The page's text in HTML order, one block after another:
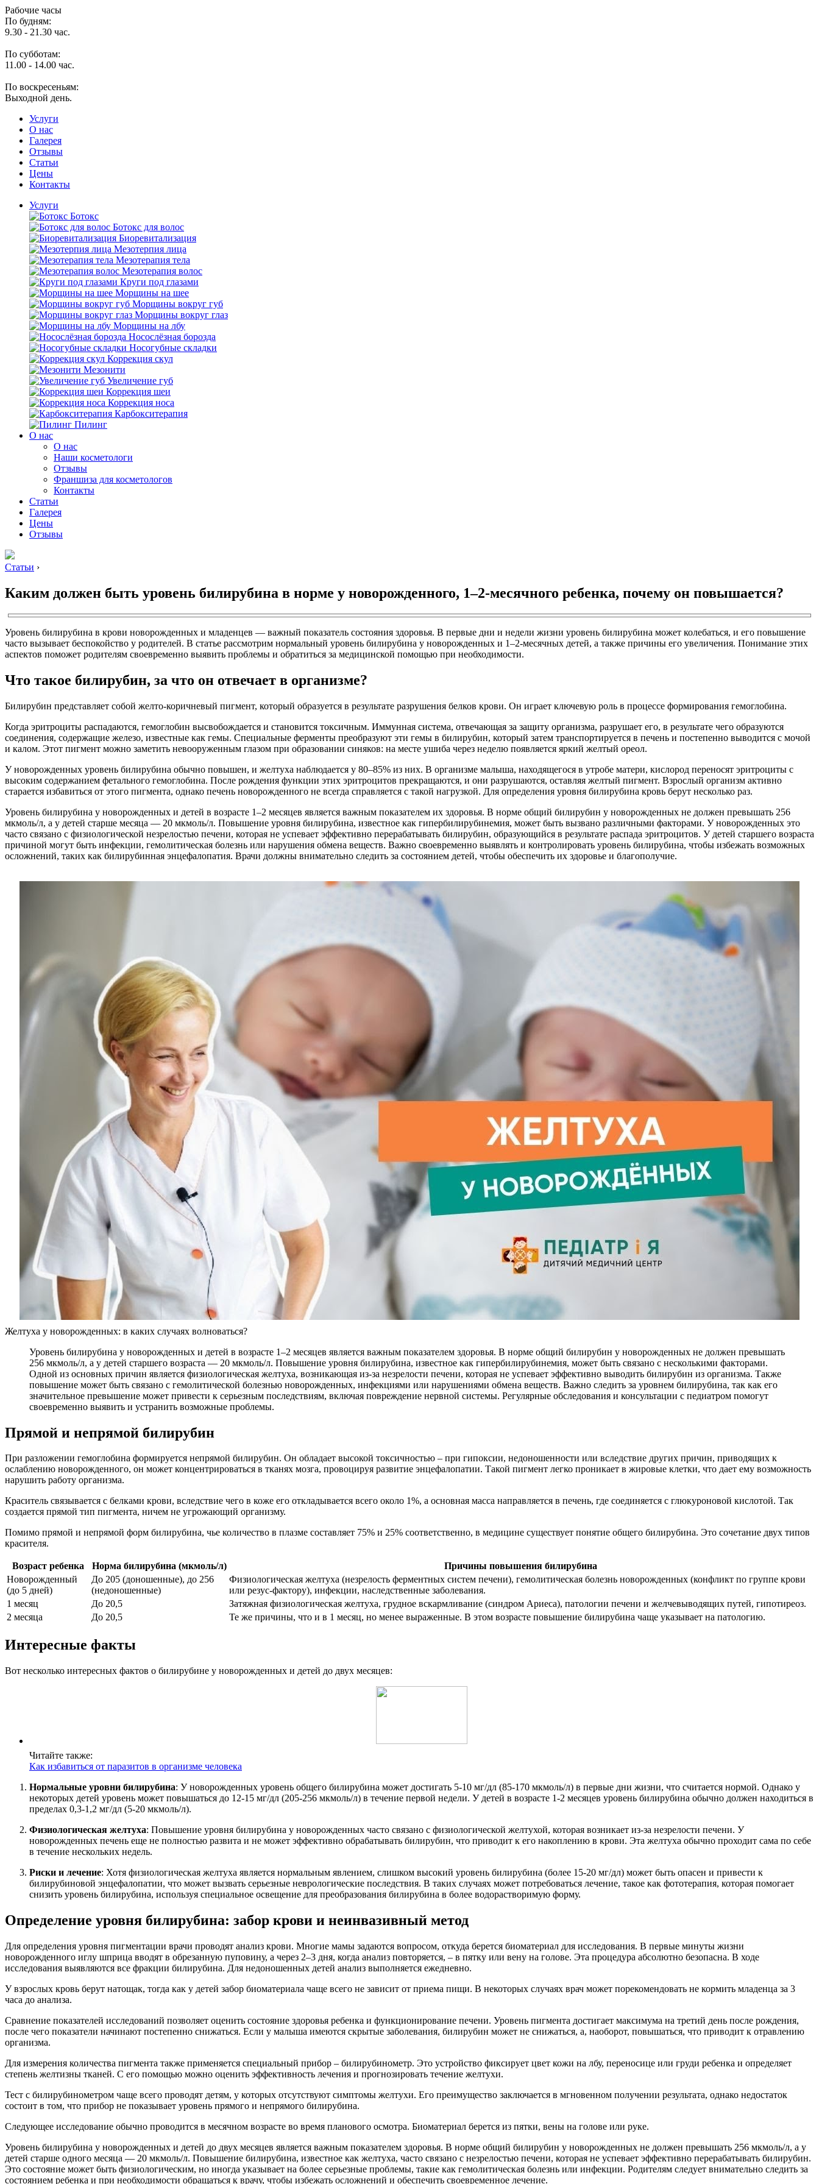
Рабочие часы
По будням:
9.30 - 21.30 час.
По субботам:
11.00 - 14.00 час.
По воскресеньям:
Выходной день.
Услуги
O нас
Галерея
Отзывы
Статьи
Цены
Контакты
Услуги
Ботокс
Ботокс для волос
Биоревитализация
Мезотерпия лица
Мезотерапия тела
Мезотерапия волос
Круги под глазами
Морщины на шее
Морщины вокруг губ
Морщины вокруг глаз
Морщины на лбу
Носослёзная борозда
Носогубные складки
Коррекция скул
Мезонити
Увеличение губ
Коррекция шеи
Коррекция носа
Карбокситерапия
Пилинг
O нас
O нас
Наши косметологи
Отзывы
Франшиза для косметологов
Контакты
Статьи
Галерея
Цены
Отзывы
Статьи ›
Каким должен быть уровень билирубина в норме у новорожденного, 1–2-месячного ребенка, почему он повышается?
Уровень билирубина в крови новорожденных и младенцев — важный показатель состояния здоровья. В первые дни и недели жизни уровень билирубина может колебаться, и его повышение
часто вызывает беспокойство у родителей. В статье рассмотрим нормальный уровень билирубина у новорожденных и 1–2-месячных детей, а также причины его увеличения. Понимание этих
аспектов поможет родителям своевременно выявить проблемы и обратиться за медицинской помощью при необходимости.
Что такое билирубин, за что он отвечает в организме?
Билирубин представляет собой желто-коричневый пигмент, который образуется в результате разрушения белков крови. Он играет ключевую роль в процессе формирования гемоглобина.
Когда эритроциты распадаются, гемоглобин высвобождается и становится токсичным. Иммунная система, отвечающая за защиту организма, разрушает его, в результате чего образуются
соединения, содержащие железо, известные как гемы. Специальные ферменты преобразуют эти гемы в билирубин, который затем транспортируется в печень и постепенно выводится с мочой
и калом. Этот пигмент можно заметить невооруженным глазом при образовании синяков: на месте ушиба через неделю появляется яркий желтый ореол.
У новорожденных уровень билирубина обычно повышен, и желтуха наблюдается у 80–85% из них. В организме малыша, находящегося в утробе матери, кислород переносят эритроциты с
высоким содержанием фетального гемоглобина. После рождения функции этих эритроцитов прекращаются, и они разрушаются, оставляя желтый пигмент. Взрослый организм активно
старается избавиться от этого пигмента, однако печень новорожденного не всегда справляется с такой нагрузкой. Для определения уровня билирубина кровь берут несколько раз.
Уровень билирубина у новорожденных и детей в возрасте 1–2 месяцев является важным показателем их здоровья. В норме общий билирубин у новорожденных не должен превышать 256
мкмоль/л, а у детей старше месяца — 20 мкмоль/л. Повышение уровня билирубина, известное как гипербилирубинемия, может быть вызвано различными факторами. У новорожденных это
часто связано с физиологической незрелостью печени, которая не успевает эффективно перерабатывать билирубин, образующийся в результате распада эритроцитов. У детей старшего возраста
причиной могут быть инфекции, гемолитическая болезнь или нарушения обмена веществ. Важно своевременно выявлять и контролировать уровень билирубина, чтобы избежать возможных
осложнений, таких как билирубинная энцефалопатия. Врачи должны внимательно следить за состоянием детей, чтобы обеспечить их здоровье и благополучие.
Желтуха у новорожденных: в каких случаях волноваться?
Уровень билирубина у новорожденных и детей в возрасте 1–2 месяцев является важным показателем здоровья. В норме общий билирубин у новорожденных не должен превышать
256 мкмоль/л, а у детей старшего возраста — 20 мкмоль/л. Повышение уровня билирубина, известное как гипербилирубинемия, может быть связано с несколькими факторами.
Одной из основных причин является физиологическая желтуха, возникающая из-за незрелости печени, которая не успевает эффективно выводить билирубин из организма. Также
повышение может быть связано с гемолитической болезнью новорожденных, инфекциями или нарушениями обмена веществ. Важно следить за уровнем билирубина, так как его
значительное превышение может привести к серьезным последствиям, включая повреждение нервной системы. Регулярные обследования и консультации с педиатром помогут
своевременно выявить и устранить возможные проблемы.
Прямой и непрямой билирубин
При разложении гемоглобина формируется непрямой билирубин. Он обладает высокой токсичностью – при гипоксии, недоношенности или вследствие других причин, приводящих к
ослаблению новорожденного, он может концентрироваться в тканях мозга, провоцируя развитие энцефалопатии. Такой пигмент легко проникает в жировые клетки, что дает ему возможность
нарушить работу организма.
Краситель связывается с белками крови, вследствие чего в коже его откладывается всего около 1%, а основная масса направляется в печень, где соединяется с глюкуроновой кислотой. Так
создается прямой тип пигмента, ничем не угрожающий организму.
Помимо прямой и непрямой форм билирубина, чье количество в плазме составляет 75% и 25% соответственно, в медицине существует понятие общего билирубина. Это сочетание двух типов
красителя.
Возраст ребенка Норма билирубина (мкмоль/л)
Причины повышения билирубина
Новорожденный
(до 5 дней)
До 205 (доношенные), до 256
(недоношенные)
Физиологическая желтуха (незрелость ферментных систем печени), гемолитическая болезнь новорожденных (конфликт по группе крови
или резус-фактору), инфекции, наследственные заболевания.
1 месяц
До 20,5
Затяжная физиологическая желтуха, грудное вскармливание (синдром Ариеса), патологии печени и желчевыводящих путей, гипотиреоз.
2 месяца
До 20,5 Те же причины, что и в 1 месяц, но менее выраженные. В этом возрасте повышение билирубина чаще указывает на патологию.
Интересные факты
Вот несколько интересных фактов о билирубине у новорожденных и детей до двух месяцев:
Читайте также:
Как избавиться от паразитов в организме человека
Нормальные уровни билирубина: У новорожденных уровень общего билирубина может достигать 5-10 мг/дл (85-170 мкмоль/л) в первые дни жизни, что считается нормой. Однако у
некоторых детей уровень может повышаться до 12-15 мг/дл (205-256 мкмоль/л) в течение первой недели. У детей в возрасте 1-2 месяцев уровень билирубина обычно должен находиться в
пределах 0,3-1,2 мг/дл (5-20 мкмоль/л).
Физиологическая желтуха: Повышение уровня билирубина у новорожденных часто связано с физиологической желтухой, которая возникает из-за незрелости печени. У
новорожденных печень еще не полностью развита и не может эффективно обрабатывать билирубин, что приводит к его накоплению в крови. Эта желтуха обычно проходит сама по себе
в течение нескольких недель.
Риски и лечение: Хотя физиологическая желтуха является нормальным явлением, слишком высокий уровень билирубина (более 15-20 мг/дл) может быть опасен и привести к
билирубиновой энцефалопатии, что может вызвать серьезные неврологические последствия. В таких случаях может потребоваться лечение, такое как фототерапия, которая помогает
снизить уровень билирубина, используя специальное освещение для преобразования билирубина в более водорастворимую форму.
Определение уровня билирубина: забор крови и неинвазивный метод
Для определения уровня пигментации врачи проводят анализ крови. Многие мамы задаются вопросом, откуда берется биоматериал для исследования. В первые минуты жизни
новорожденного иглу шприца вводят в обрезанную пуповину, а через 2–3 дня, когда анализ повторяется, – в пятку или вену на голове. Эта процедура абсолютно безопасна. В ходе
исследования выявляются все фракции билирубина. Для недоношенных детей анализ выполняется ежедневно.
У взрослых кровь берут натощак, тогда как у детей забор биоматериала чаще всего не зависит от приема пищи. В некоторых случаях врач может порекомендовать не кормить младенца за 3
часа до анализа.
Сравнение показателей исследований позволяет оценить состояние здоровья ребенка и функционирование печени. Уровень пигмента достигает максимума на третий день после рождения,
после чего показатели начинают постепенно снижаться. Если у малыша имеются скрытые заболевания, билирубин может не снижаться, а, наоборот, повышаться, что приводит к отравлению
организма.
Для измерения количества пигмента также применяется специальный прибор – билирубинометр. Это устройство фиксирует цвет кожи на лбу, переносице или груди ребенка и определяет
степень желтизны тканей. С его помощью можно оценить эффективность лечения и прогнозировать течение желтухи.
Тест с билирубинометром чаще всего проводят детям, у которых отсутствуют симптомы желтухи. Его преимущество заключается в мгновенном получении результата, однако недостаток
состоит в том, что прибор не показывает уровень прямого и непрямого билирубина.
Следующее исследование обычно проводится в месячном возрасте во время планового осмотра. Биоматериал берется из пятки, вены на голове или руке.
Уровень билирубина у новорожденных и детей до двух месяцев является важным показателем здоровья. В норме общий билирубин у новорожденных не должен превышать 256 мкмоль/л, а у
детей старше одного месяца — 20 мкмоль/л. Повышение билирубина, известное как желтуха, часто связано с незрелостью печени, которая не успевает эффективно перерабатывать билирубин.
Это состояние может быть физиологическим, но иногда указывает на более серьезные проблемы, такие как гемолитическая болезнь или инфекции. Родителям следует внимательно следить за
состоянием ребенка и при необходимости обращаться к врачу, чтобы избежать осложнений и обеспечить своевременное лечение.